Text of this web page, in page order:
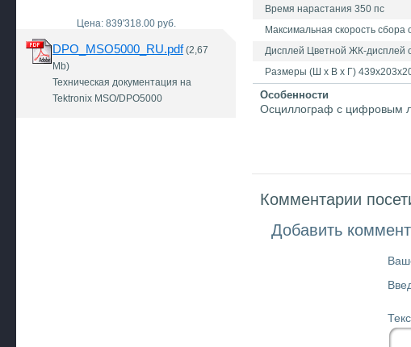
Цена: 839'318.00 руб.
DPO_MSO5000_RU.pdf(2,67
Mb)
Техническая документация на
Tektronix MSO/DPO5000
Время нарастания 350 пс
Максимальная скорость сбора
Дисплей Цветной ЖК-дисплей
Размеры (Ш х В х Г)
Особенности
Осциллограф с цифровым
Комментарии
Добавить